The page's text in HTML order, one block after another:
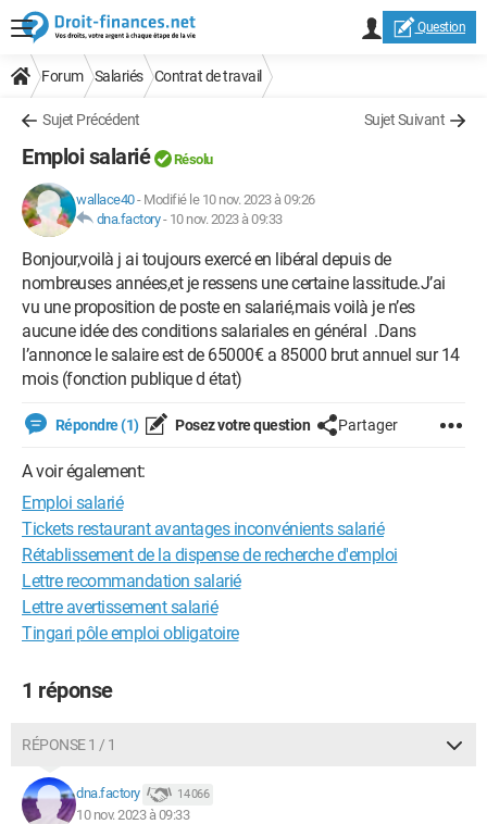
Question
Forum Salariés Contrat de travail
Sujet Précédent Sujet Suivant
Emploi salarié Résolu
wallace40- Modifié le 10 nov. 2023 à 09:26
dna.factory- 10 nov. 2023 à 09:33
Bonjour,voilà j ai toujours exercé en libéral depuis de
nombreuses années,et je ressens une certaine lassitude.J’ai
vu une proposition de poste en salarié,mais voilà je n’es
aucune idée des conditions salariales en général .Dans
l’annonce le salaire est de 65000€ a 85000 brut annuel sur 14
mois (fonction publique d état)
Répondre (1) Posez votre question Partager
A voir également:
Emploi salarié
Tickets restaurant avantages inconvénients salarié
Rétablissement de la dispense de recherche d'emploi
Lettre recommandation salarié
Lettre avertissement salarié
Tingari pôle emploi obligatoire
1 réponse
RÉPONSE 1 / 1
dna.factory 14 066
10 nov. 2023 à 09:33